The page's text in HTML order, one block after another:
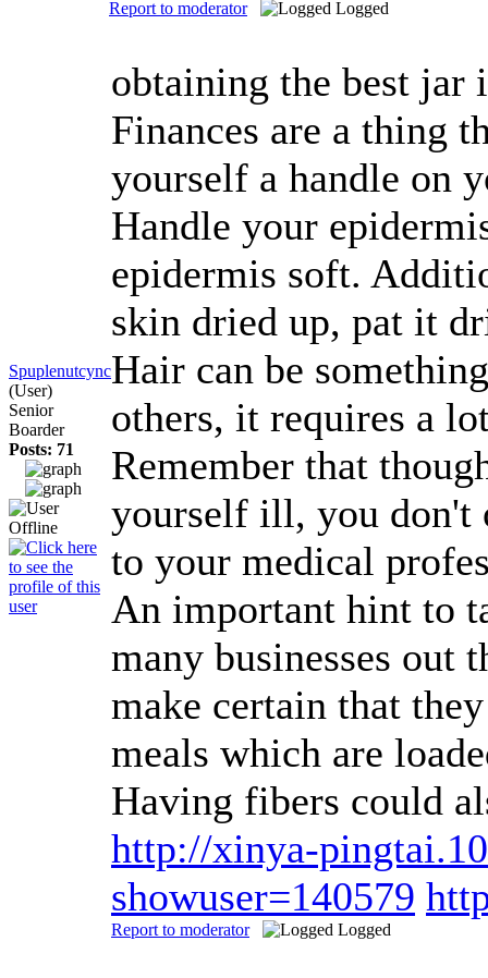
Report to moderator Logged
Spuplenutcync
(User)
Senior
Boarder
Posts: 71
obtaining the best
Finances are a thing
yourself a handle on
Handle your
epidermis soft.
skin dried up, pat it
Hair can be
others, it requires a
Remember that
yourself ill, you don't
to your medical
An important hint to
many businesses out
make certain that
meals which are
Having fibers could
http://xinya-
showuser=140579
Report to moderator Logged